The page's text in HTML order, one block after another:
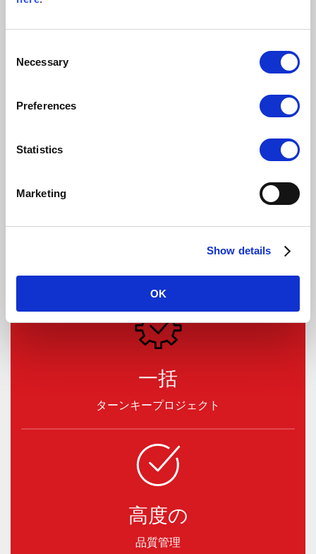
Selection
Necessary
Preferences
Statistics
Marketing
Show details
OK
に安全衛生に注力しつつスケジュール通りに実施し、お客
お客様からの声：
「今回の工事では、Beck & Pollitzerに
内で現在の住所への移設を実施し、製造を中断することな
く、かつ刻々と変化する要求事項を満たすべく一緒に尽力
してくれました。 Beck & Pollitzerの専任チームは初日か
らプロジェクトを先導し、あらゆる段階で協力体制の下、
一括
ターンキープロジェクト
高度の
品質管理